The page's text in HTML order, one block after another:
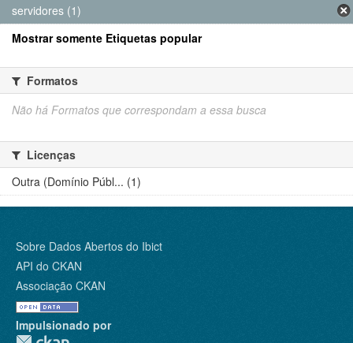
servidores (1)
Mostrar somente Etiquetas popular
Formatos
Não há Formatos que correspondam a essa busca
Licenças
Outra (Domínio Públ... (1)
Sobre Dados Abertos do Ibict
API do CKAN
Associação CKAN
Impulsionado por